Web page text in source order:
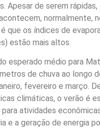
Apesar de serem
normalmente,
que os índices de
estão mais altos.
esperado médio para
de chuva ao longo
fevereiro e março.
climáticas, o verão é
atividades
e a geração de energia